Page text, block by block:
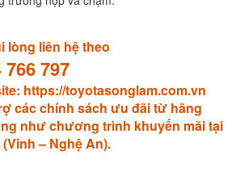
lòng liên hệ theo
766 797
https://toyotasonglam.com.vn
các chính sách ưu đãi từ hãng
như chương trình khuyến mãi tại
– Nghệ An).